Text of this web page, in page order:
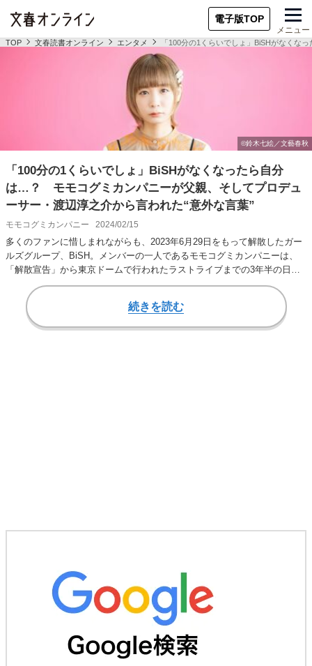
電子版TOP
メニュー
TOP 文春読書オンライン エンタメ 「100分の1くらいでしょ」BiSHがなくな
「100分の1くらいでしょ」BiSHがなくなったら自分
は…？ モモコグミカンパニーが父親、そしてプロデュ
ーサー・渡辺淳之介から言われた“意外な言葉”
モモコグミカンパニー 2024/02/15
多くのファンに惜しまれながらも、2023年6月29日をもって解散したガー
ルズグループ、BiSH。メンバーの一人であるモモコグミカンパニーは、
「解散宣告」から東京ドームで行われたラストライブまでの3年半の日々
を、リア…
続きを読む